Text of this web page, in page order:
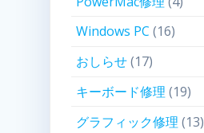
Windows PC (16)
おしらせ(17)
キーボード修理 (19)
グラフィック修理 (13)